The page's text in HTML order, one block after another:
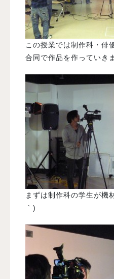
この授業では制作科・俳
合同で作品を作ってい
まずは制作科の学生が機
｀)